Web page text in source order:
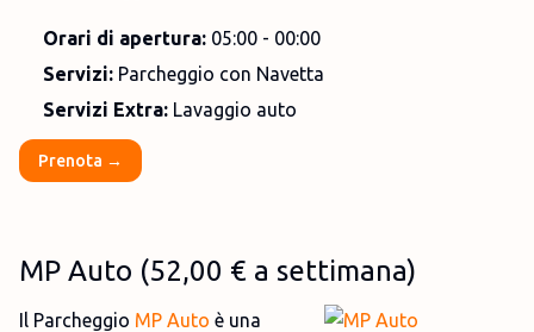
Orari di apertura: 05:00 - 00:00
Servizi: Parcheggio con Navetta
Servizi Extra: Lavaggio auto
Prenota →
MP Auto (52,00 € a settimana)
Il Parcheggio MP Auto è una